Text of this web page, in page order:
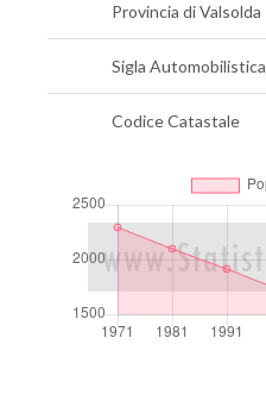
Provincia di Valsolda
Sigla Automobilistica
Codice Catastale